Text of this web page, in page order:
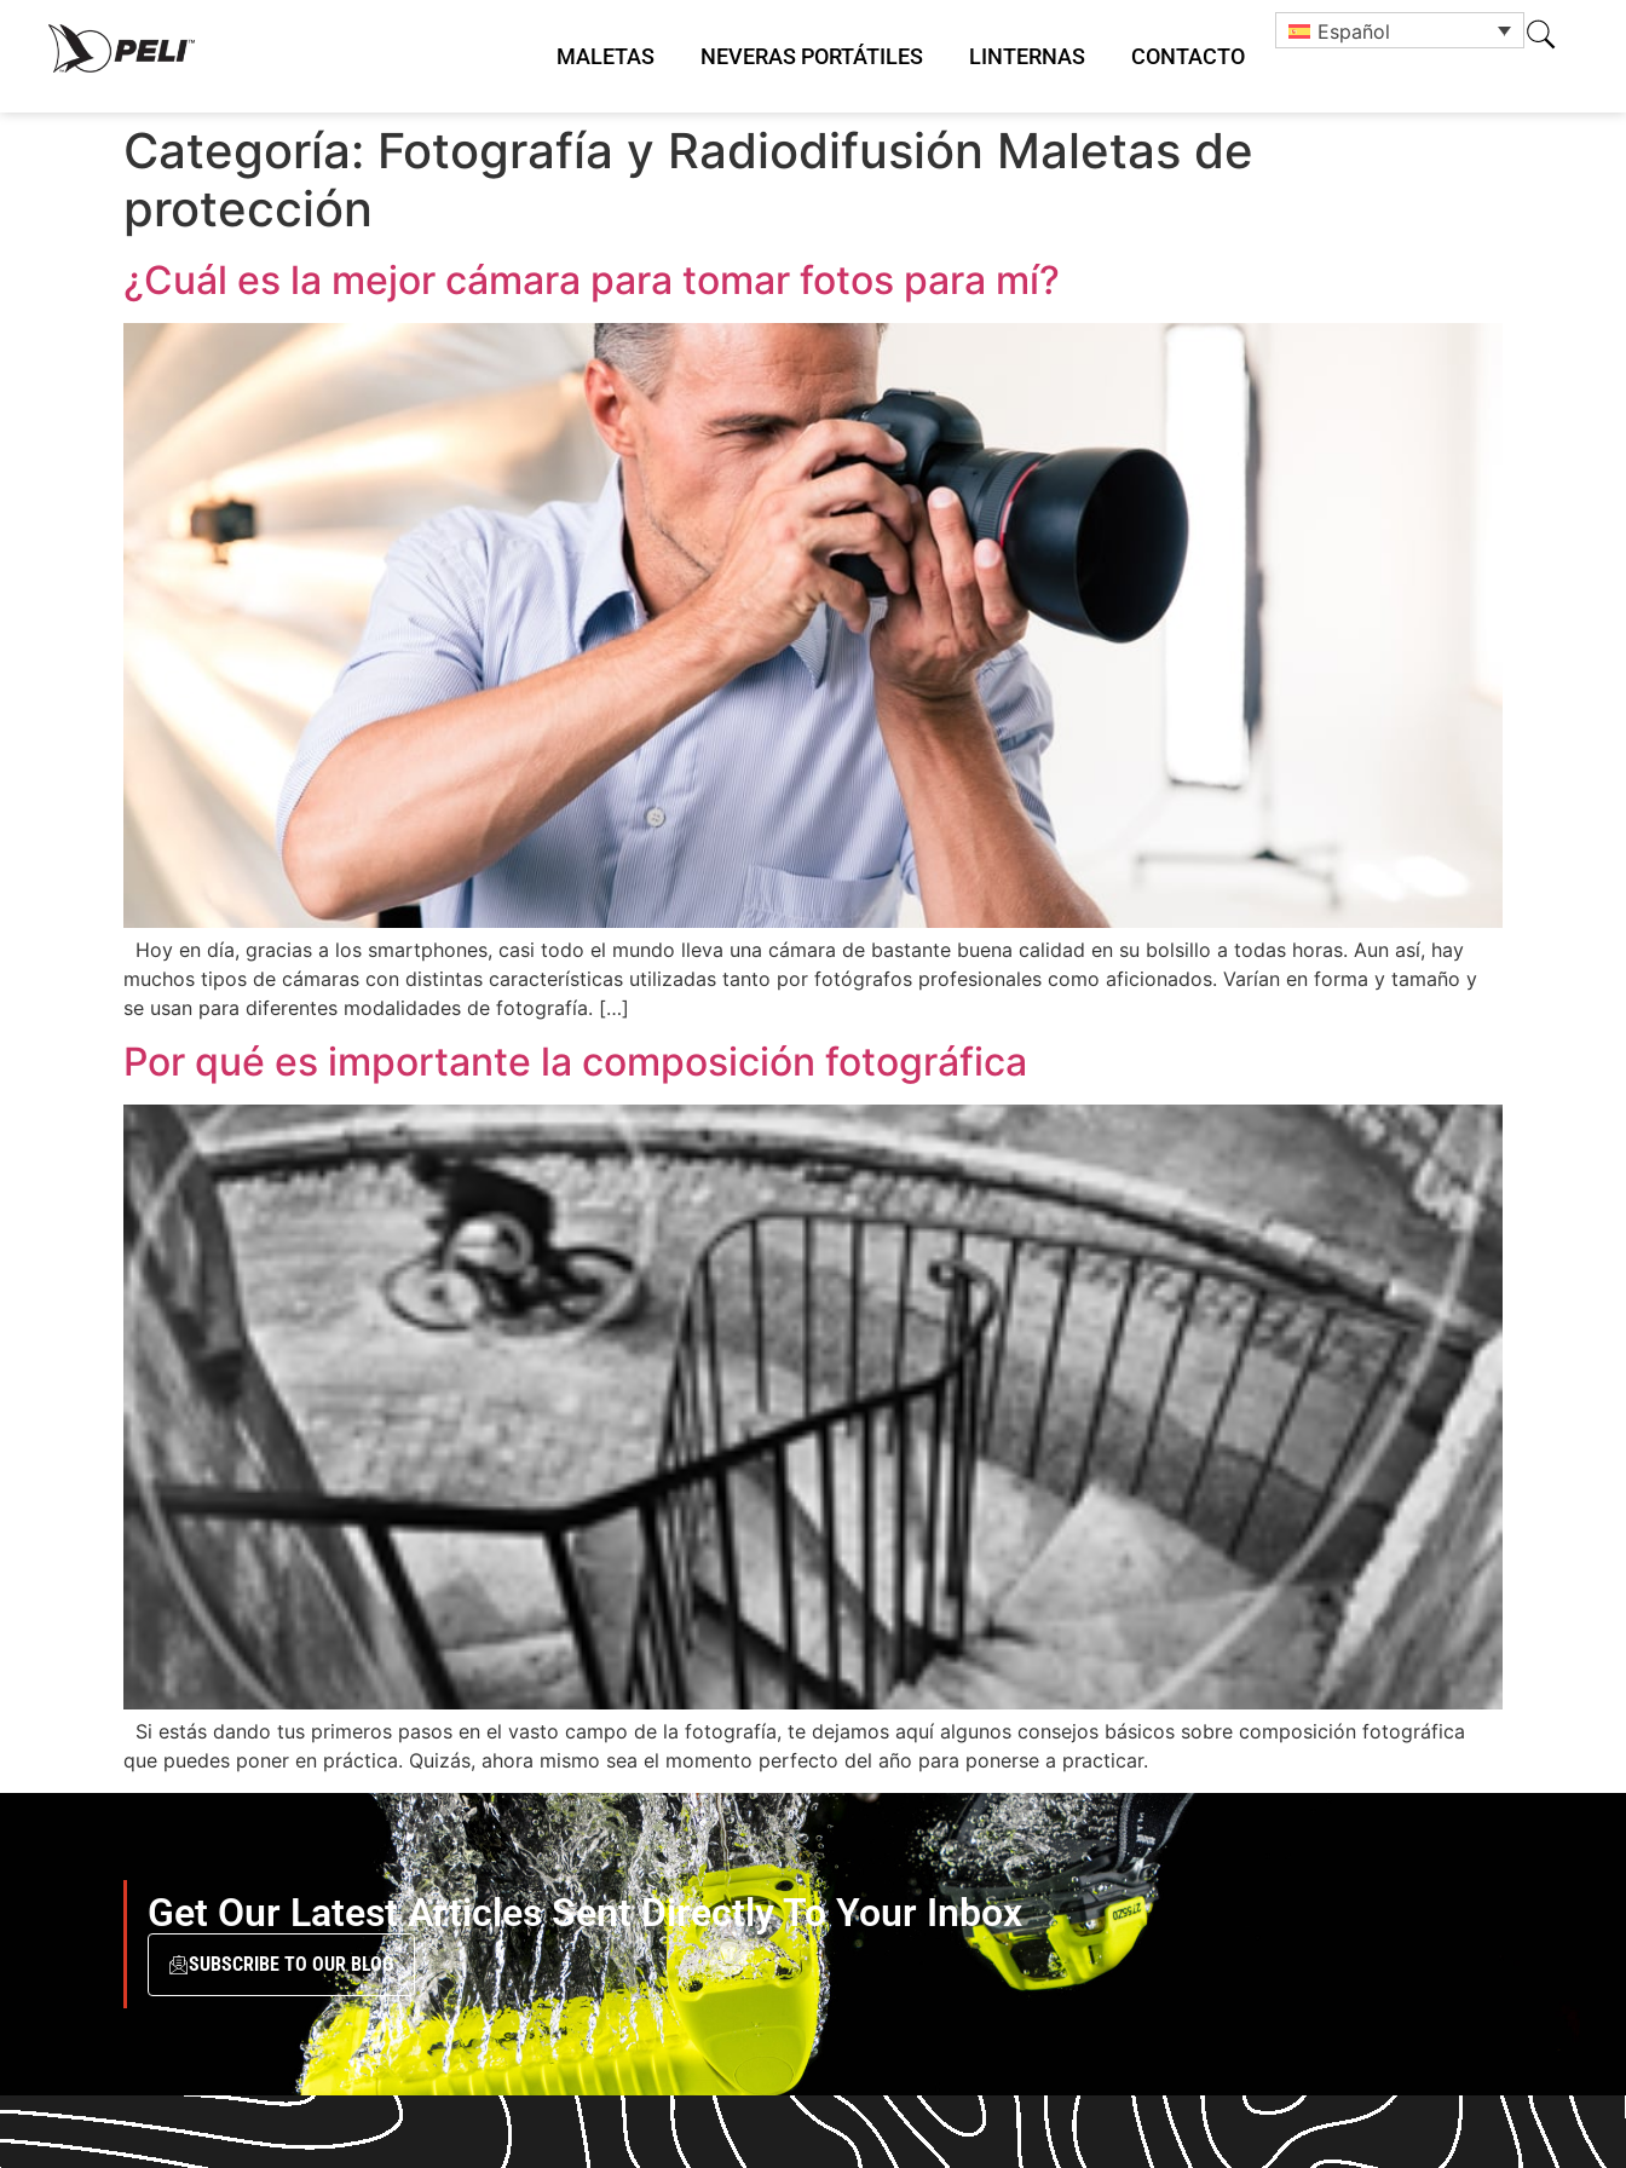
MALETAS NEVERAS PORTÁTILES LINTERNAS CONTACTO
Español
Categoría: Fotografía y Radiodifusión Maletas de
protección
¿Cuál es la mejor cámara para tomar fotos para mí?
Hoy en día, gracias a los smartphones, casi todo el mundo lleva una cámara de bastante buena calidad en su bolsillo a todas horas. Aun así, hay
muchos tipos de cámaras con distintas características utilizadas tanto por fotógrafos profesionales como aficionados. Varían en forma y tamaño y
se usan para diferentes modalidades de fotografía. […]
Por qué es importante la composición fotográfica
Si estás dando tus primeros pasos en el vasto campo de la fotografía, te dejamos aquí algunos consejos básicos sobre composición fotográfica
que puedes poner en práctica. Quizás, ahora mismo sea el momento perfecto del año para ponerse a practicar.
Get Our Latest Articles Sent Directly To Your Inbox
SUBSCRIBE TO OUR BLOG